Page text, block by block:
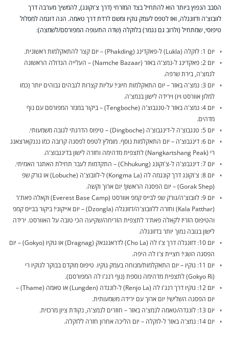
הסבב הנפוץ ביותר הוא להתחיל בצד המזרחי (דרך צ'וקונג), להמשיך מערבה דרך
לוובוצ'ה ודזונגלה, ואז לטפס לעמק גוקיו ומשם לרדת דרך טאמה. הנה דוגמה למסלול
טיפוסי, שמתחיל (ולרוב גם נגמר) בלוקלה (שדה התעופה המפורסם/לשמצה):
יום 1: לוקלה (Lukla) ל-פאקדינג (Phakding) – יום קצר להתאקלמות ראשונית.
יום 2: פאקדינג ל-נמצ'ה באזר (Namche Bazaar) – העלייה הגדולה הראשונה
לנמצ'ה, בירת שרפה.
יום 3: נמצ'ה באזר – יום התאקלמות חיוני! עליות קצרות לגבהים גבוהים יותר (כמו
למלון אוורסט ויו) וירידה לישון בנמצ'ה.
יום 4: נמצ'ה באזר ל-טנגבוצ'ה (Tengboche) – ביקור במנזר המפורסם עם נוף
מדהים.
יום 5: טנגבוצ'ה ל-דינגבוצ'ה (Dingboche) – טיפוס הדרגתי לגובה משמעותי.
יום 6: דינגבוצ'ה – יום התאקלמות נוסף. מומלץ לטפס לפסגה קרובה כמו ננגקארצאנג
רי (Nangkartshang Peak) לתצפית מדהימה וחזרה לישון בדינגבוצ'ה.
יום 7: דינגבוצ'ה ל-צ'וקונג (Chhukung) – התקדמות לעבר תחילת האתגר האמיתי.
יום 8: צ'וקונג דרך קונגמה לה (Kongma La) ל-לוובוצ'ה (Lobuche) או גורק שפ
(Gorak Shep) – יום הפסגה הראשון! יום ארוך וקשה.
יום 9: לוובוצ'ה/גורק שפ לבייס קמפ אוורסט (Everest Base Camp) וקאלה פאת'ר
(Kala Patthar) וחזרה ללוובוצ'ה/דזונגלה (Dzongla) – יום אייקוני! ביקור בבייס קמפ
והטיפוס הזריז לקאלה פאת'ר לתצפית הזריחה/שקיעה הכי טובה על האוורסט. ירידה
לישון בגובה נמוך יותר בדזונגלה.
יום 10: דזונגלה דרך צ'ו לה (Cho La) לדראנגנאק (Dragnag) או גוקיו (Gokyo) – יום
הפסגה השני! חציית צ'ו לה היפה.
יום 11: גוקיו – יום התאקלמות/מנוחה בעמק גוקיו. טיפוס מוקדם בבוקר לגוקיו רי
(Gokyo Ri) לתצפית מדהימה נוספת (נוף רנג'ו לה המפורסם).
יום 12: גוקיו דרך רנג'ו לה (Renjo La) ל-לונגדה (Lungden) או טאמה (Thame) –
יום הפסגה השלישי! יום ארוך עם ירידה משמעותית.
יום 13: לונגדה/טאמה לנמצ'ה באזר – חוזרים לנמצ'ה, נקודת ציון מרכזית.
יום 14: נמצ'ה באזר ל-לוקלה – יום הליכה אחרון חזרה ללוקלה.